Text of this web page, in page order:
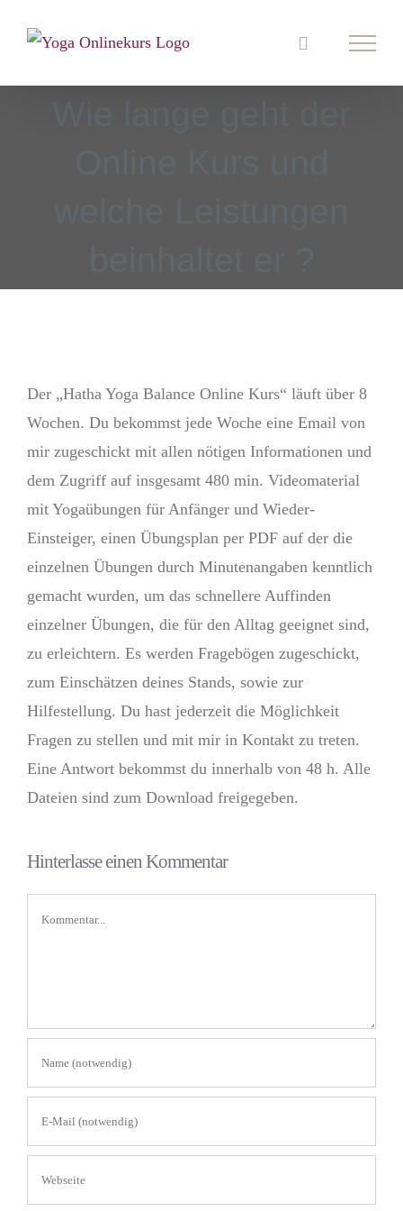
Inhalt
Der „Hatha Yoga Balance Online Kurs“ läuft über 8
Wochen. Du bekommst jede Woche eine Email von
mir zugeschickt mit allen nötigen Informationen und
dem Zugriff auf insgesamt 480 min. Videomaterial
mit Yogaübungen für Anfänger und Wieder-
Einsteiger, einen Übungsplan per PDF auf der die
einzelnen Übungen durch Minutenangaben kenntlich
gemacht wurden, um das schnellere Auffinden
einzelner Übungen, die für den Alltag geeignet sind,
zu erleichtern. Es werden Fragebögen zugeschickt,
zum Einschätzen deines Stands, sowie zur
Hilfestellung. Du hast jederzeit die Möglichkeit
Fragen zu stellen und mit mir in Kontakt zu treten.
Eine Antwort bekommst du innerhalb von 48 h. Alle
Dateien sind zum Download freigegeben.
Hinterlasse einen Kommentar